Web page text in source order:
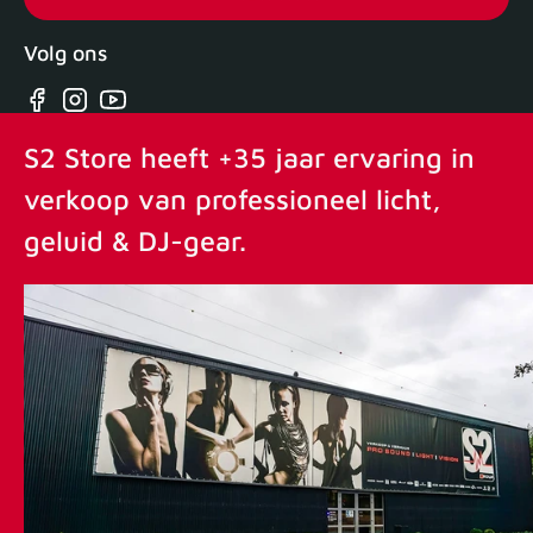
Volg ons
Facebook
Instagram
YouTube
S2 Store heeft +35 jaar ervaring in
verkoop van professioneel licht,
geluid & DJ-gear.